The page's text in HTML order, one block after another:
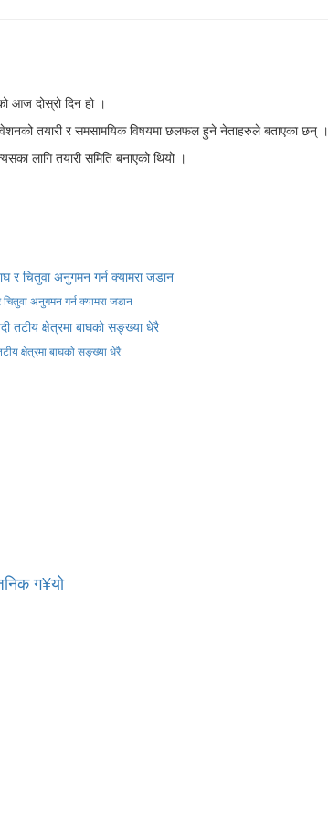
आज दोस्रो दिन हो ।
तयारी र समसामयिक विषयमा छलफल हुने नेताहरुले बताएका छन् ।
लागि तयारी समिति बनाएको थियो ।
चितुवा अनुगमन गर्न क्यामरा जडान
क्षेत्रमा बाघको सङ्ख्या धेरै
ग¥यो